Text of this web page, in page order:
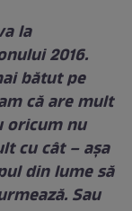
la
2016.
bătut pe
că are mult
oricum nu
cu cât – așa
din lume să
Sau